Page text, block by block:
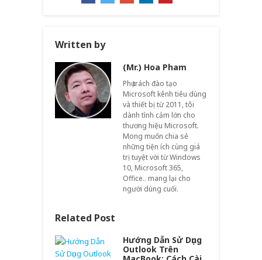
Written by
(Mr.) Hoa Pham
Phụ trách đào tạo
Microsoft kênh tiêu dùng
và thiết bị từ 2011, tôi
dành tình cảm lớn cho
thương hiệu Microsoft.
Mong muốn chia sẻ
những tiện ích cùng giá
trị tuyệt vời từ Windows
10, Microsoft 365,
Office.. mang lại cho
người dùng cuối.
Related Post
Hướng Dẫn Sử Dụng
Outlook Trên